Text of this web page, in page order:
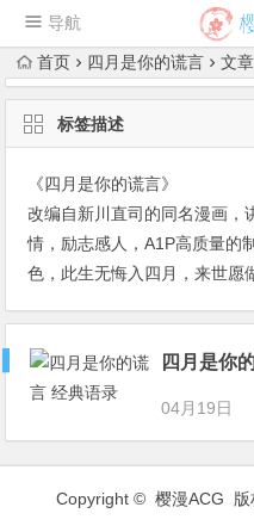
导航
首页 四月是你的谎言 文章
标签描述
《四月是你的谎言》
改编自新川直司的同名漫画，
情，励志感人，A1P高质量的
色，此生无悔入四月，来世愿
四月是你
04月19日
Copyright © 樱漫ACG 版